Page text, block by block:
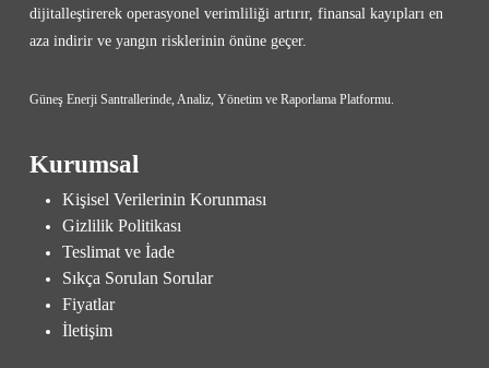
dijitalleştirerek operasyonel verimliliği artırır, finansal kayıpları en
aza indirir ve yangın risklerinin önüne geçer.
Güneş Enerji Santrallerinde, Analiz, Yönetim ve Raporlama Platformu.
Kurumsal
Kişisel Verilerinin Korunması
Gizlilik Politikası
Teslimat ve İade
Sıkça Sorulan Sorular
Fiyatlar
İletişim